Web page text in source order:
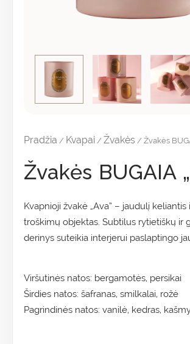
Pradžia / Kvapai /Žvakės / Žvakės
Žvakės BUGAIA
Kvapnioji žvakė „Ava” – jaudulį keliantis
troškimų objektas. Subtilus rytietiškų ir
derinys suteikia interjerui paslaptingo
Viršutinės natos: bergamotės, persikai
Širdies natos: šafranas, smilkalai, rožė
Pagrindinės natos: vanilė, kedras,